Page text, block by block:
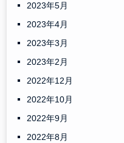
2023年5月
2023年4月
2023年3月
2023年2月
2022年12月
2022年10月
2022年9月
2022年8月